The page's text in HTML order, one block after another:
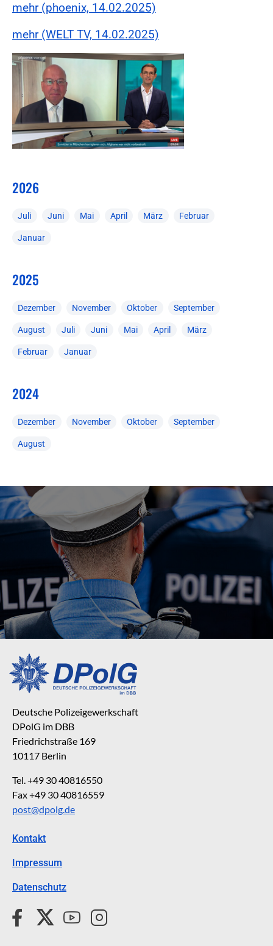
mehr (phoenix, 14.02.2025)
mehr (WELT TV, 14.02.2025)
2026
Juli Juni Mai April März Februar
Januar
2025
Dezember November Oktober September
August Juli Juni Mai April März
Februar Januar
2024
Dezember November Oktober September
August
Deutsche Polizeigewerkschaft
DPolG im DBB
Friedrichstraße 169
10117 Berlin
Tel. +49 30 40816550
Fax +49 30 40816559
post@dpolg.de
Kontakt
Impressum
Datenschutz